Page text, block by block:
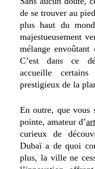
de se trouver au
plus haut du
majestueusement
mélange
C’est dans ce
accueille
prestigieux de la
En outre, que vous
pointe, amateur d’
curieux de
Dubaï a de quoi
plus, la ville ne